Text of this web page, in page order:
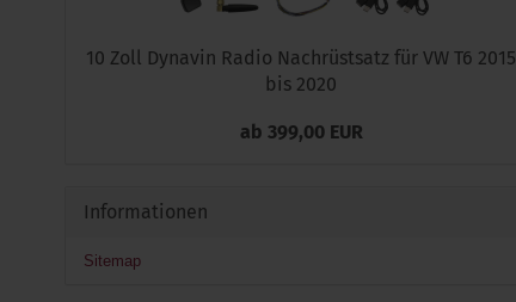
10 Zoll Dynavin Radio Nachrüstsatz für VW T6 2015
bis 2020
ab 399,00 EUR
Informationen
Sitemap